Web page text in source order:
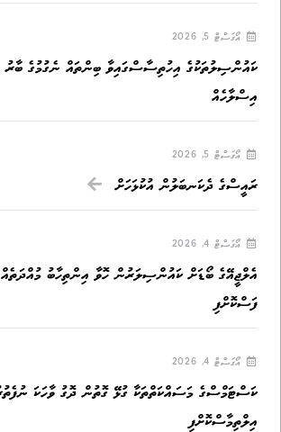
އޯގަސްޓް 5, 2026
ކައުންސިލުތަކުގެ އިހުތިސާސްގައިވާ ބިންތައް ނެގުމުގެ ބާރު
އިސްލާހެއް
އޯގަސްޓް 5, 2026
ރައީސްގެ ދެކަނބަލުން އުކުޅަހަށް
އޯގަސްޓް 4, 2026
އެލްޖީއޭގެ ބޯޑަށް ކައުންސިލަރުން ހޮވާ އިންތިހާބު މުއްދަތެއް
ފަސްކޮށްފި
އޯގަސްޓް 4, 2026
ކަސްޓަމްސްގެ މަސައްކަތްތަކާ ގުޅޭ ގޮތުން ދޮގު ވާހަކަ
އިލްތިމާސްކޮށްފި